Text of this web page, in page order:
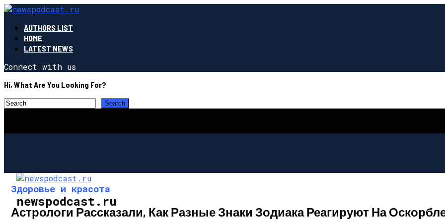
AUTHORS LIST
HOME
LATEST NEWS
Connect with us
Hi, What Are You Looking For?
newspodcast.ru
Здоровье и красота
Астрологи Рассказали, Как Разные Знаки Зодиака Реагируют На